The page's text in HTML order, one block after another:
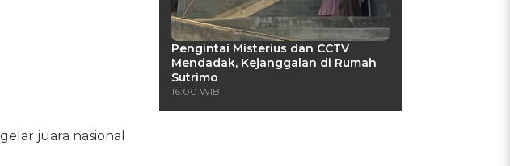
juara nasional
Pengintai Misterius dan CCTV
Mendadak, Kejanggalan di Rumah
Sutrimo
16:00 WIB